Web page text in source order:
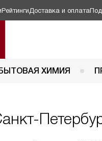
Рейтинги Доставка и оплата
ХИМИЯ